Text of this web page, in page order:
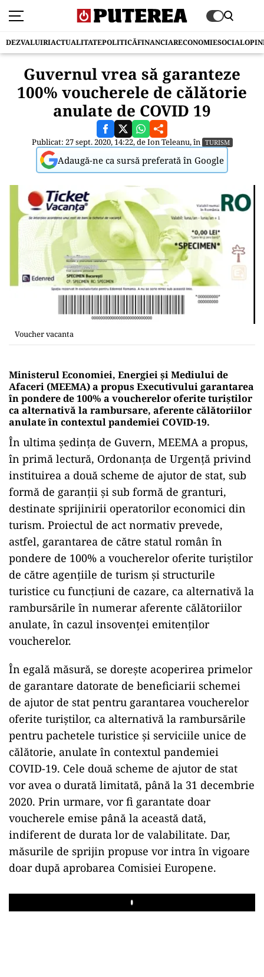
DEZVALUIRIACTUALITATEPOLITICĂFINANCIARECONOMIESOCIAL
Guvernul vrea să garanteze
100% voucherele de călătorie
anulate de COVID 19
Publicat: 27 sept. 2020, 14:22, deIon Teleanu, în TURISM
Adaugă-ne ca sursă preferată în Google
Voucher vacanta
Ministerul Economiei, Energiei şi Mediului de
Afaceri (MEEMA) a propus Executivului garantarea
în pondere de 100% a voucherelor oferite turiştilor
ca alternativă la rambursare, aferente călătoriilor
anulate în contextul pandemiei COVID-19.
În ultima şedinţa de Guvern, MEEMA a propus,
în primă lectură, Ordonanţa de Urgenţă privind
instituirea a două scheme de ajutor de stat, sub
formă de garanţii şi sub formă de granturi,
destinate sprijinirii operatorilor economici din
turism. Proiectul de act normativ prevede,
astfel, garantarea de către statul român în
pondere de 100% a voucherelor oferite turiştilor
de către agenţiile de turism şi structurile
turistice cu funcţiuni de cazare, ca alternativă la
rambursările în numerar aferente călătoriilor
anulate, în cazul insovenţei emitenţilor
voucherelor.
În egală măsură, se doreşte acoperirea primelor
de garantare datorate de beneficiarii schemei
de ajutor de stat pentru garantarea voucherelor
oferite turiştilor, ca alternativă la rambursările
pentru pachetele turistice şi serviciile unice de
călătorie, anulate în contextul pandemiei
COVID-19. Cele două scheme de ajutor de stat
vor avea o durată limitată, până la 31 decembrie
2020. Prin urmare, vor fi garantate doar
voucherele emise până la această dată,
indiferent de durata lor de valabilitate. Dar,
măsurile de sprijin propuse vor intra în vigoare
doar după aprobarea Comisiei Europene.
Play